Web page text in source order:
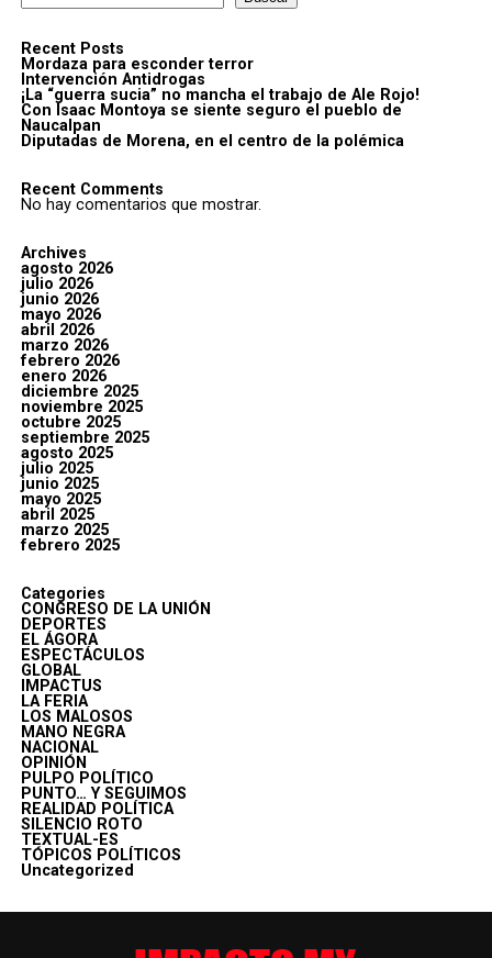
Recent Posts
Mordaza para esconder terror
Intervención Antidrogas
¡La “guerra sucia” no mancha el trabajo de Ale Rojo!
Con Isaac Montoya se siente seguro el pueblo de
Naucalpan
Diputadas de Morena, en el centro de la polémica
Recent Comments
No hay comentarios que mostrar.
Archives
agosto 2026
julio 2026
junio 2026
mayo 2026
abril 2026
marzo 2026
febrero 2026
enero 2026
diciembre 2025
noviembre 2025
octubre 2025
septiembre 2025
agosto 2025
julio 2025
junio 2025
mayo 2025
abril 2025
marzo 2025
febrero 2025
Categories
CONGRESO DE LA UNIÓN
DEPORTES
EL ÁGORA
ESPECTÁCULOS
GLOBAL
IMPACTUS
LA FERIA
LOS MALOSOS
MANO NEGRA
NACIONAL
OPINIÓN
PULPO POLÍTICO
PUNTO… Y SEGUIMOS
REALIDAD POLÍTICA
SILENCIO ROTO
TEXTUAL-ES
TÓPICOS POLÍTICOS
Uncategorized